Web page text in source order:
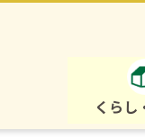
くらし